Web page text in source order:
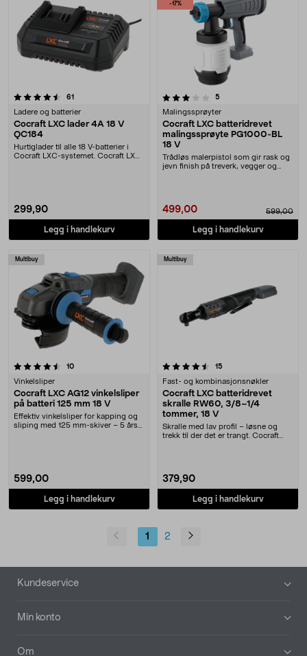
61
Ladere og batterier
Cocraft LXC lader 4A 18 V
QC184
Hurtiglader til alle 18 V-batterier i
Cocraft LXC-systemet. Cocraft LXC
299,90
Legg i handlekurv
-17%
3.5 av 5 stjerner 5
Malingssprøyter
Cocraft LXC batteridrevet
malingssprøyte PG1000-BL
18 V
Trådløs malerpistol som gir rask og
jevn finish på treverk, vegger og
499,00 599,00
Legg i handlekurv
Multibuy
10anmeldelser
Vinkelsliper
Cocraft LXC AG12 vinkelsliper
på batteri 125 mm 18 V
Effektiv vinkelsliper for kapping og
sliping med 125 mm-skiver – 5 års
599,00
Legg i handlekurv
Multibuy
4.5 av 5 stjerner 15
Fast- og kombinasjonsnøkler
Cocraft LXC batteridrevet
skralle RW60, 3/8–1/4
tommer, 18 V
Skralle med lav profil – løsne og
trekk til der det er trangt. Cocraft
379,90
Legg i handlekurv
1 2
Bunntekst
Kundeservice
Min konto
Om